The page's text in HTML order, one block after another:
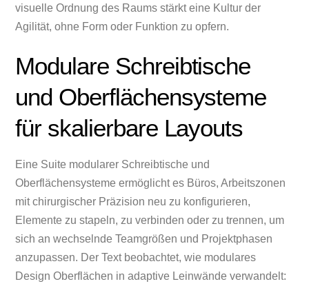
visuelle Ordnung des Raums stärkt eine Kultur der
Agilität, ohne Form oder Funktion zu opfern.
Modulare Schreibtische
und Oberflächensysteme
für skalierbare Layouts
Eine Suite modularer Schreibtische und
Oberflächensysteme ermöglicht es Büros, Arbeitszonen
mit chirurgischer Präzision neu zu konfigurieren,
Elemente zu stapeln, zu verbinden oder zu trennen, um
sich an wechselnde Teamgrößen und Projektphasen
anzupassen. Der Text beobachtet, wie modulares
Design Oberflächen in adaptive Leinwände verwandelt: